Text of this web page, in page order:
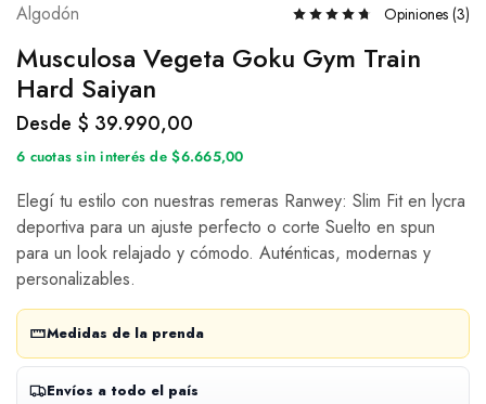
Algodón Opiniones (3)
Musculosa Vegeta Goku Gym Train
Hard Saiyan
Desde $ 39.990,00
6 cuotas sin interés de $6.665,00
Elegí tu estilo con nuestras remeras Ranwey: Slim Fit en lycra
deportiva para un ajuste perfecto o corte Suelto en spun
para un look relajado y cómodo. Auténticas, modernas y
personalizables.
Medidas de la prenda
Envíos a todo el país